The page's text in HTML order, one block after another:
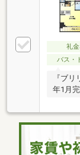
礼
バス・
『ブ
年1月